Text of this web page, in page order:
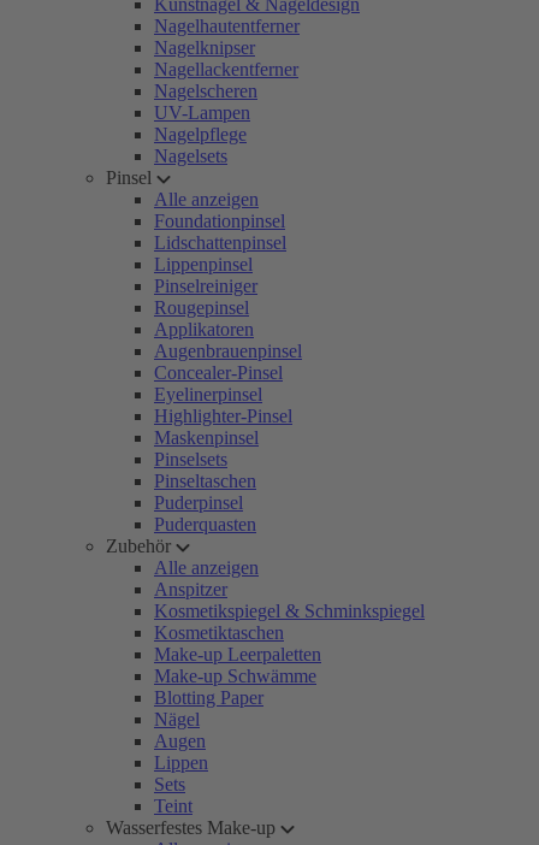
Kunstnägel & Nageldesign
Nagelhautentferner
Nagelknipser
Nagellackentferner
Nagelscheren
UV-Lampen
Nagelpflege
Nagelsets
Pinsel
Alle anzeigen
Foundationpinsel
Lidschattenpinsel
Lippenpinsel
Pinselreiniger
Rougepinsel
Applikatoren
Augenbrauenpinsel
Concealer-Pinsel
Eyelinerpinsel
Highlighter-Pinsel
Maskenpinsel
Pinselsets
Pinseltaschen
Puderpinsel
Puderquasten
Zubehör
Alle anzeigen
Anspitzer
Kosmetikspiegel & Schminkspiegel
Kosmetiktaschen
Make-up Leerpaletten
Make-up Schwämme
Blotting Paper
Nägel
Augen
Lippen
Sets
Teint
Wasserfestes Make-up